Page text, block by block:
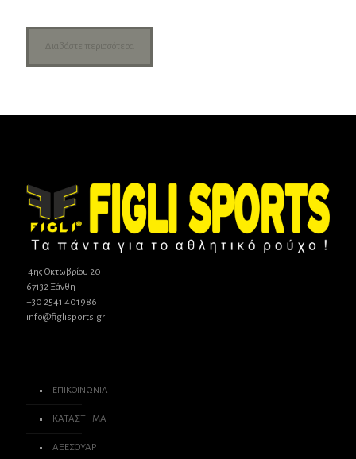
Διαβάστε περισσότερα
4ης Οκτωβρίου 20
67132 Ξάνθη
+30 2541 401986
info@figlisports.gr
ΕΠΙΚΟΙΝΩΝΙΑ
ΚΑΤΑΣΤΗΜΑ
ΑΞΕΣΟΥΑΡ